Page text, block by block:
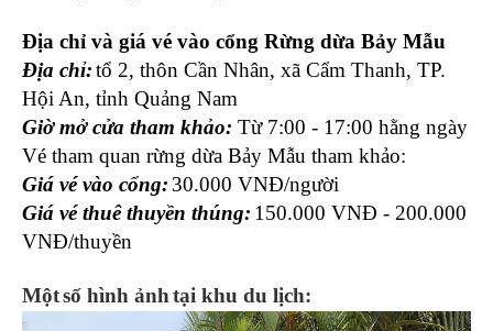
Địa chỉ và giá vé vào cổng Rừng dừa Bảy Mẫu
Địa chỉ:tổ 2, thôn Cần Nhân, xã Cẩm Thanh, TP.
Hội An, tỉnh Quảng Nam
Giờ mở cửa tham khảo: Từ 7:00 - 17:00 hằng ngày
Vé tham quan rừng dừa Bảy Mẫu tham khảo:
Giá vé vào cổng: 30.000 VNĐ/người
Giá vé thuê thuyền thúng: 150.000 VNĐ - 200.000
VNĐ/thuyền
Mộtsố hình ảnhtại khu du lịch: